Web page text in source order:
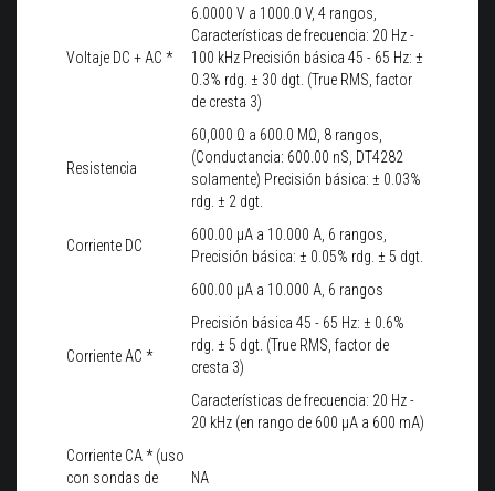
Voltaje DC + AC *
6.0000 V a 1000.0 V, 4 rangos,
Características de frecuencia: 20 Hz -
100 kHz Precisión básica 45 - 65 Hz: ±
0.3% rdg. ± 30 dgt. (True RMS, factor
de cresta 3)
Resistencia
60,000 Ω a 600.0 MΩ, 8 rangos,
(Conductancia: 600.00 nS, DT4282
solamente) Precisión básica: ± 0.03%
rdg. ± 2 dgt.
Corriente DC
600.00 μA a 10.000 A, 6 rangos,
Precisión básica: ± 0.05% rdg. ± 5 dgt.
Corriente AC *
600.00 μA a 10.000 A, 6 rangos
Precisión básica 45 - 65 Hz: ± 0.6%
rdg. ± 5 dgt. (True RMS, factor de
cresta 3)
Características de frecuencia: 20 Hz -
20 kHz (en rango de 600 μA a 600 mA)
Corriente CA * (uso
con sondas de
NA